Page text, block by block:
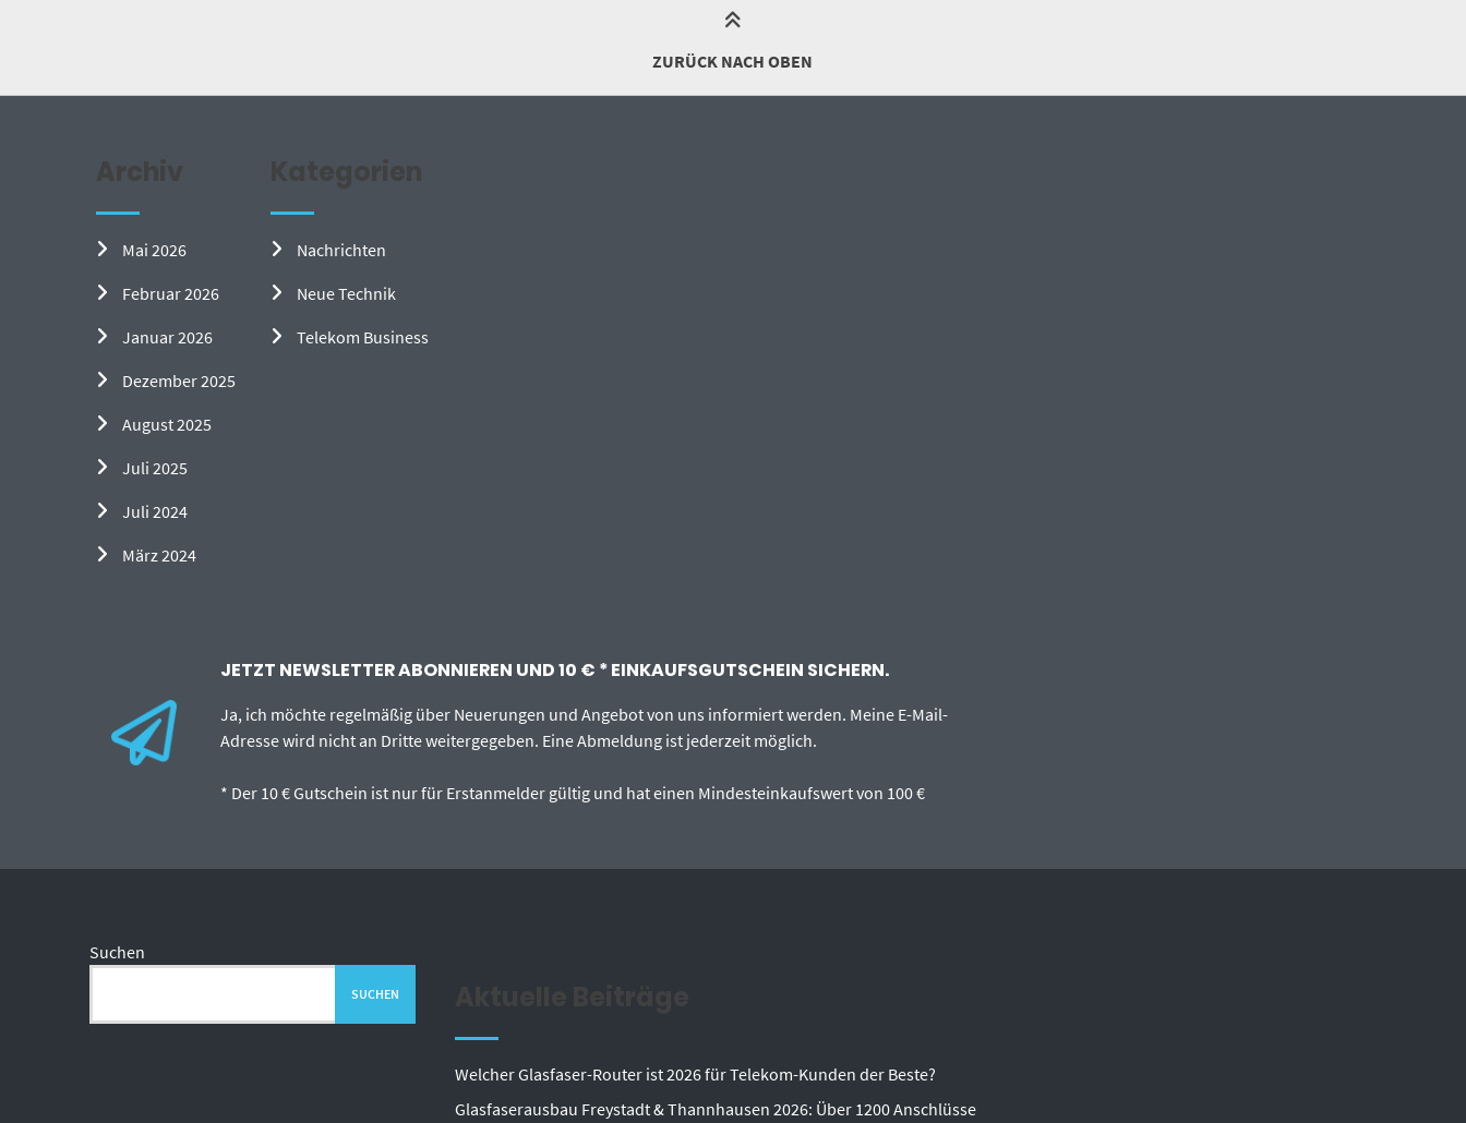
ZURÜCK NACH OBEN
Archiv
Mai 2026
Februar 2026
Januar 2026
Dezember 2025
August 2025
Juli 2025
Juli 2024
März 2024
Kategorien
Nachrichten
Neue Technik
Telekom Business
JETZT NEWSLETTER ABONNIEREN UND 10 € * EINKAUFSGUTSCHEIN SICHERN.
Ja, ich möchte regelmäßig über Neuerungen und Angebot von uns informiert werden. Meine E-Mail-
Adresse wird nicht an Dritte weitergegeben. Eine Abmeldung ist jederzeit möglich.
* Der 10 € Gutschein ist nur für Erstanmelder gültig und hat einen Mindesteinkaufswert von 100 €
Suchen
SUCHEN
Welcher Glasfaser-Router ist 2026 für Telekom-Kunden der Beste?
Glasfaserausbau Freystadt & Thannhausen 2026: Über 1200 Anschlüsse